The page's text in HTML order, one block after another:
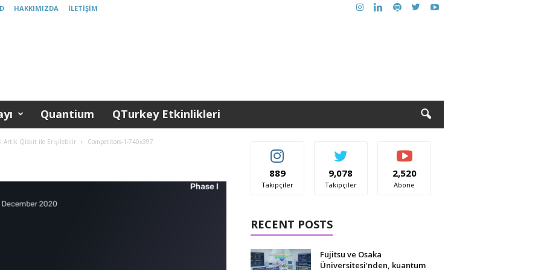
HAKKIMIZDA İLETIŞIM
Quantium QTurkey Etkinlikleri
Artık Qiskit ile Erişilebilir Competitors-1-740x397
889
Takipçiler
9,078
Takipçiler
2,520
Abone
RECENT POSTS
Fujitsu ve Osaka
Üniversitesi’nden, kuantum